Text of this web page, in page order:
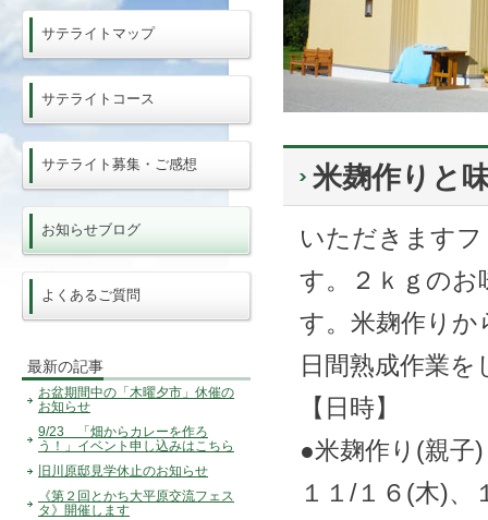
米麹作りと
いただきます
す。２ｋｇのお
す。米麹作り
日間熟成作業
【日時】
●米麹作り(親子)
１１/１６(木)
サテライトマップ
サテライトコース
サテライト募集・ご感想
お知らせブログ
よくあるご質問
最新の記事
お盆期間中の「木曜夕市」休催の
お知らせ
9/23 「畑からカレーを作ろ
う！」イベント申し込みはこちら
旧川原邸見学休止のお知らせ
《第２回とかち大平原交流フェス
タ》開催します